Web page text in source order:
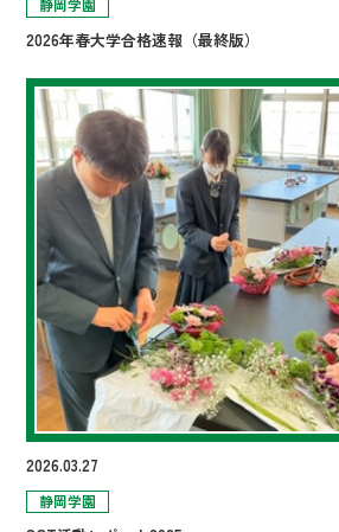
静岡学園
2026年春大学合格速報（最終版）
2026.03.27
静岡学園